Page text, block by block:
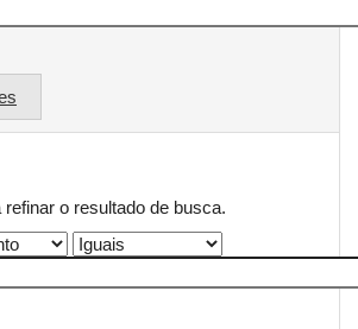
o resultado de busca.